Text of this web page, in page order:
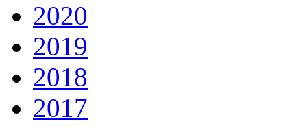
2020
2019
2018
2017